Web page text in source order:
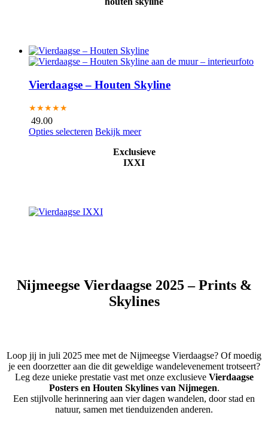
Vierdaagse – Houten Skyline
★★★★★
49.00
Opties selecteren Bekijk meer
Exclusieve
IXXI
Nijmeegse Vierdaagse 2025 – Prints &
Skylines
Loop jij in juli 2025 mee met de Nijmeegse Vierdaagse? Of moedig
je een doorzetter aan die dit geweldige wandelevenement trotseert?
Leg deze unieke prestatie vast met onze exclusieve Vierdaagse
Posters en Houten Skylines van Nijmegen.
Een stijlvolle herinnering aan vier dagen wandelen, door stad en
natuur, samen met tienduizenden anderen.